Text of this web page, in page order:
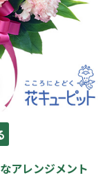
アレンジメント